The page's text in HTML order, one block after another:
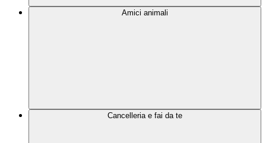
Amici animali
Cancelleria e fai da te